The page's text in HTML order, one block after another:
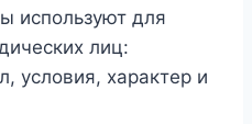
используют для
лиц:
условия, характер и